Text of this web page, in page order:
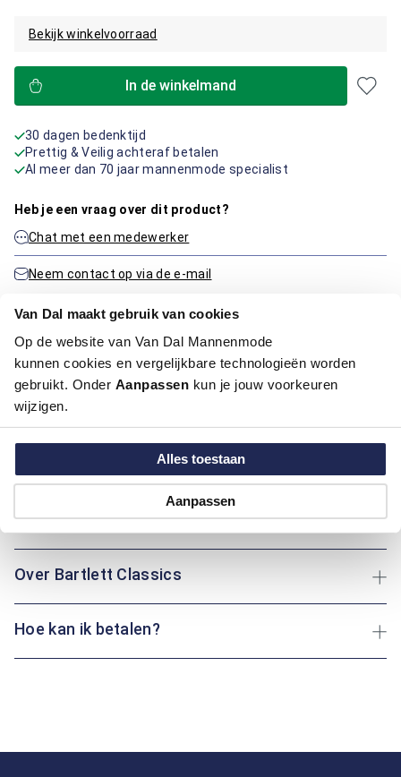
Van Dal maakt gebruik van cookies
Op de website van Van Dal Mannenmode
kunnen cookies en vergelijkbare technologieën worden
gebruikt. Onder Aanpassen kun je jouw voorkeuren
wijzigen.
Alles toestaan
Aanpassen
Bekijk winkelvoorraad
In de winkelmand
30 dagen bedenktijd
Prettig & Veilig achteraf betalen
Al meer dan 70 jaar mannenmode specialist
Heb je een vraag over dit product?
Chat met een medewerker
Neem contact op via de e-mail
Productinformatie
Artikelnummer
1016101-75-58
Kleur:
Materiaal:
100% Polyester
Regular Fit
Maatinformatie
Over Bartlett Classics
Hoe kan ik betalen?